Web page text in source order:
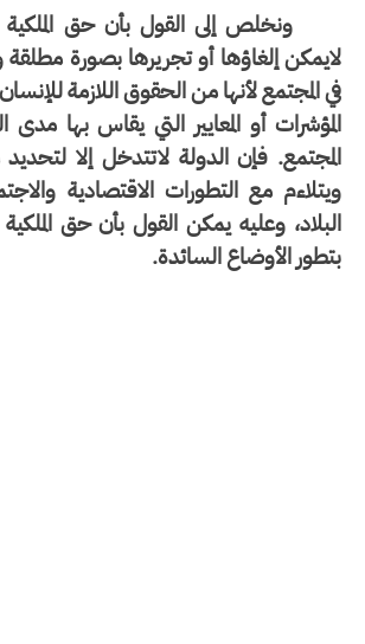
ونخلص إلى القول بأن حق الملكية من
إلغاؤها أو تجريرها بصورة مطلقة
المجتمع لأنها من الحقوق اللازمة للإنسان،
أو المعايير التي يقاس بها مدى
فإن الدولة لاتتدخل إلا لتحديد
مع التطورات الاقتصادية
وعليه يمكن القول بأن حق الملكية
الأوضاع السائدة.